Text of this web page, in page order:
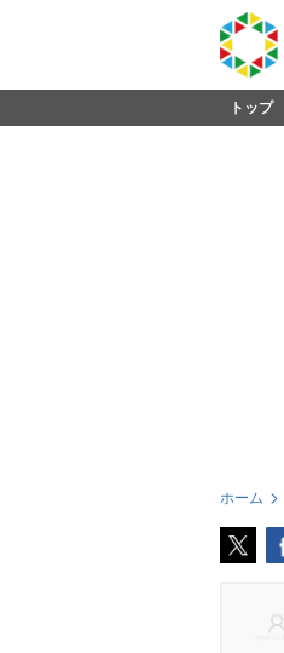
トップ
ホーム